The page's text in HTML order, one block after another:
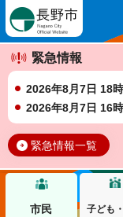
緊急情報
2026年8月7日 18
2026年8月7日 16
緊急情報一覧
市民 子ども